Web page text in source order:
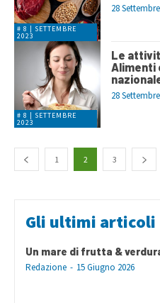
# 8 | SETTEMBRE
2023
28
# 8 | SETTEMBRE
2023
Le
Alimenti
28
1 2 3
Gli ultimi articoli
Un mare di frutta &
Redazione - 15 Giugno 2026